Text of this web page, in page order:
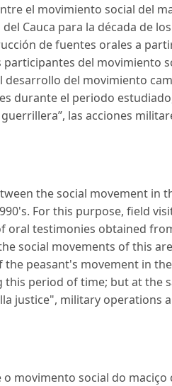
el movimiento social del
Cauca para la década de
de fuentes orales a
del movimiento
del movimiento
durante el periodo
las acciones
the social movement in
For this purpose, field
oral testimonies obtained
social movements of this
peasant's movement in
period of time; but at the
justice", military operations
movimento social do